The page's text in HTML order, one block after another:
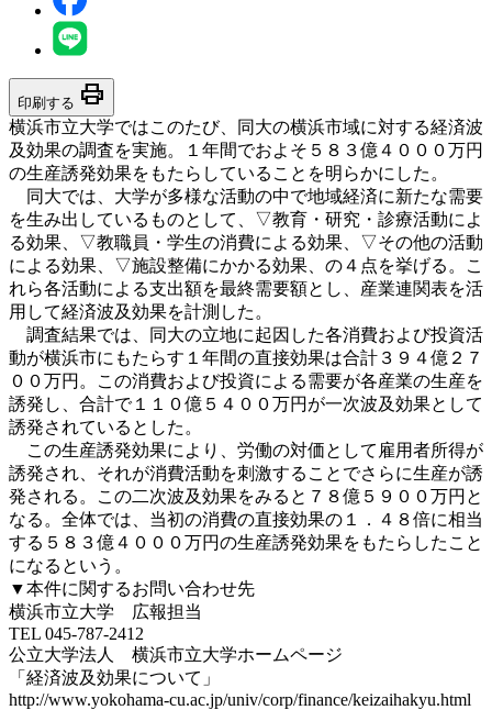
印刷する print
横浜市立大学ではこのたび、同大の横浜市域に対する経済波
及効果の調査を実施。１年間でおよそ５８３億４０００万円
の生産誘発効果をもたらしていることを明らかにした。
同大では、大学が多様な活動の中で地域経済に新たな需要
を生み出しているものとして、▽教育・研究・診療活動によ
る効果、▽教職員・学生の消費による効果、▽その他の活動
による効果、▽施設整備にかかる効果、の４点を挙げる。こ
れら各活動による支出額を最終需要額とし、産業連関表を活
用して経済波及効果を計測した。
調査結果では、同大の立地に起因した各消費および投資活
動が横浜市にもたらす１年間の直接効果は合計３９４億２７
００万円。この消費および投資による需要が各産業の生産を
誘発し、合計で１１０億５４００万円が一次波及効果として
誘発されているとした。
この生産誘発効果により、労働の対価として雇用者所得が
誘発され、それが消費活動を刺激することでさらに生産が誘
発される。この二次波及効果をみると７８億５９００万円と
なる。全体では、当初の消費の直接効果の１．４８倍に相当
する５８３億４０００万円の生産誘発効果をもたらしたこと
になるという。
▼本件に関するお問い合わせ先
横浜市立大学 広報担当
TEL 045-787-2412
公立大学法人 横浜市立大学ホームページ
「経済波及効果について」
http://www.yokohama-cu.ac.jp/univ/corp/finance/keizaihakyu.html